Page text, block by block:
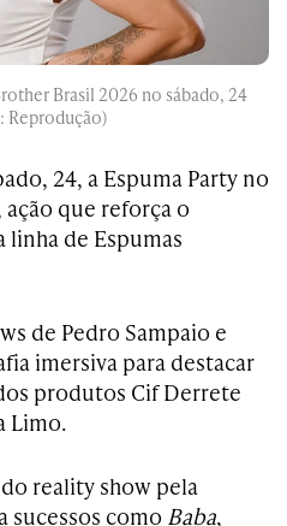
Brasil 2026 no sábado, 24
Reprodução)
24, a Espuma Party no
ação que reforça o
linha de Espumas
de Pedro Sampaio e
imersiva para destacar
produtos Cif Derrete
Limo.
reality show pela
sucessos como Baba,